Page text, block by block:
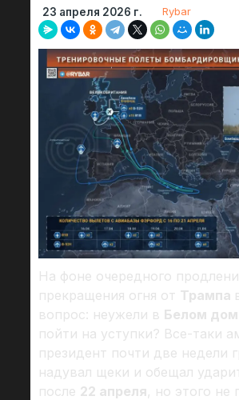
23 апреля 2026 г. Rybar
На фоне очередного
прекращения огня от Трампа
вопрос: неужели в Белом
пойти на уступки? Все-таки
президент почти две недели
надувал щеки и обещал
после 22 апреля, но этого не